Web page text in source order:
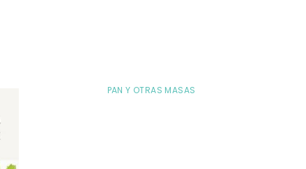
PAN Y OTRAS MASAS